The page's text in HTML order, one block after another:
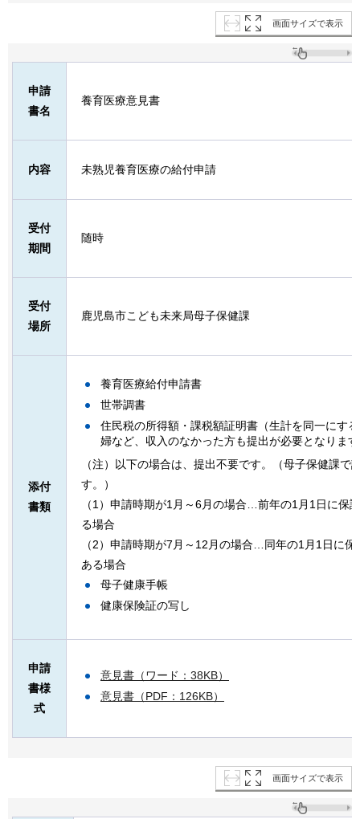
画面サイズで表示
申請
書名
養育医療意見書
内容 未熟児養育医療の給付申請
受付
期間
随時
受付
場所
鹿児島市こども未来局母子保健課
添付
書類
養育医療給付申請書
世帯調書
住民税の所得額・課税額証明書（生計を同一にす
婦など、収入のなかった方も提出が必要となりま
（注）以下の場合は、提出不要です。（母子保健課で
す。）
（1）申請時期が1月～6月の場合…前年の1月1日に保
る場合
（2）申請時期が7月～12月の場合…同年の1月1日に
ある場合
母子健康手帳
健康保険証の写し
申請
書様
式
意見書（ワード：38KB）
意見書（PDF：126KB）
画面サイズで表示